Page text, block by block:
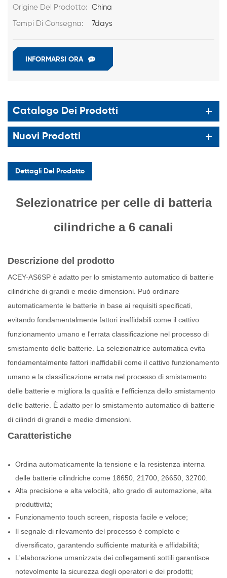
Origine Del Prodotto: China
Tempi Di Consegna: 7days
INFORMARSI ORA
Catalogo Dei Prodotti
Nuovi Prodotti
Dettagli Del Prodotto
Selezionatrice per celle di batteria
cilindriche a 6 canali
Descrizione del prodotto
ACEY-AS6SP è adatto per lo smistamento automatico di batterie
cilindriche di grandi e medie dimensioni. Può ordinare
automaticamente le batterie in base ai requisiti specificati,
evitando fondamentalmente fattori inaffidabili come il cattivo
funzionamento umano e l'errata classificazione nel processo di
smistamento delle batterie. La selezionatrice automatica evita
fondamentalmente fattori inaffidabili come il cattivo funzionamento
umano e la classificazione errata nel processo di smistamento
delle batterie e migliora la qualità e l'efficienza dello smistamento
delle batterie. È adatto per lo smistamento automatico di batterie
di cilindri di grandi e medie dimensioni.
Caratteristiche
Ordina automaticamente la tensione e la resistenza interna
delle batterie cilindriche come 18650, 21700, 26650, 32700.
Alta precisione e alta velocità, alto grado di automazione, alta
produttività;
Funzionamento touch screen, risposta facile e veloce;
Il segnale di rilevamento del processo è completo e
diversificato, garantendo sufficiente maturità e affidabilità;
L'elaborazione umanizzata dei collegamenti sottili garantisce
notevolmente la sicurezza degli operatori e dei prodotti;